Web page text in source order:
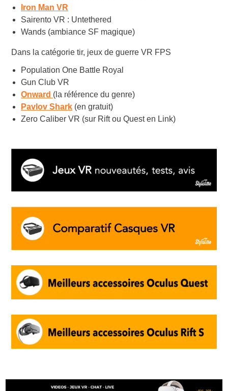
Iron Man VR
Sairento VR : Untethered
Wands (ambiance SF magique)
Dans la catégorie tir, jeux de guerre VR FPS
Population One Battle Royal
Gun Club VR
Onward (la référence du genre)
Pavlov Shark (en gratuit)
Zero Caliber VR (sur Rift ou Quest en Link)